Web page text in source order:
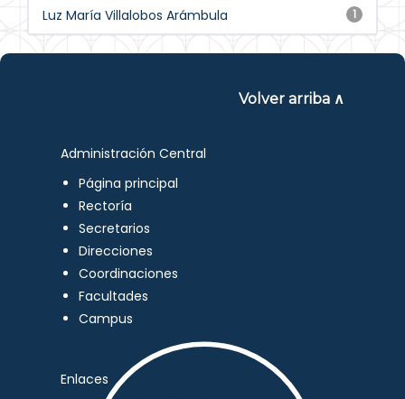
1
Luz María Villalobos Arámbula
Volver arriba ∧
Administración Central
Página principal
Rectoría
Secretarios
Direcciones
Coordinaciones
Facultades
Campus
Enlaces